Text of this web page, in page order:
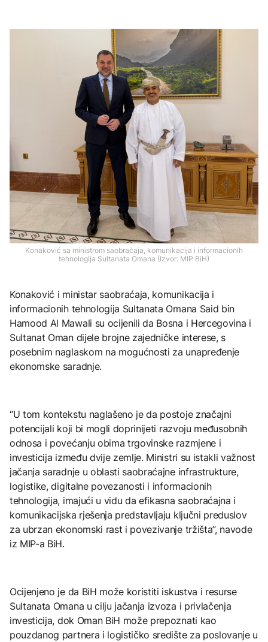
Konaković sa ministrom saobraćaja, komunikacija i informacionih
tehnologija Sultanata Omana (Izvor: MIP BiH)
Konaković i ministar saobraćaja, komunikacija i
informacionih tehnologija Sultanata Omana Said bin
Hamood Al Mawali su ocijenili da Bosna i Hercegovina i
Sultanat Oman dijele brojne zajedničke interese, s
posebnim naglaskom na mogućnosti za unapređenje
ekonomske saradnje.
“U tom kontekstu naglašeno je da postoje značajni
potencijali koji bi mogli doprinijeti razvoju međusobnih
odnosa i povećanju obima trgovinske razmjene i
investicija između dvije zemlje. Ministri su istakli važnost
jačanja saradnje u oblasti saobraćajne infrastrukture,
logistike, digitalne povezanosti i informacionih
tehnologija, imajući u vidu da efikasna saobraćajna i
komunikacijska rješenja predstavljaju ključni preduslov
za ubrzan ekonomski rast i povezivanje tržišta”, navode
iz MIP-a BiH.
Ocijenjeno je da BiH može koristiti iskustva i resurse
Sultanata Omana u cilju jačanja izvoza i privlačenja
investicija, dok Oman BiH može prepoznati kao
pouzdanog partnera i logističko središte za poslovanje u